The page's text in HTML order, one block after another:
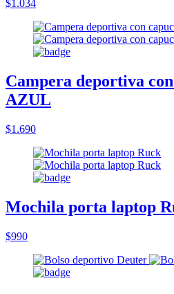
$1.034
Campera deportiva
AZUL
$1.690
Mochila porta laptop
$990